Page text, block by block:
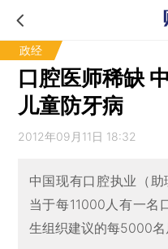
政经
口腔医师稀缺
儿童防牙病
2012年09月11日 18:32
中国现有口腔执业（
当于每11000人有一名
生组织建议的每5000